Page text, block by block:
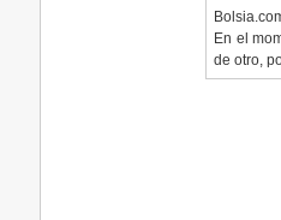
En el
de otro,